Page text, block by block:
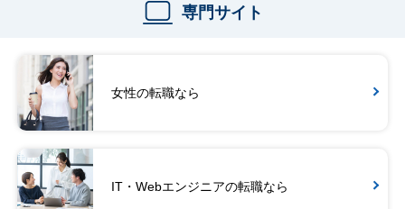
専門サイト
女性の転職なら
IT・Webエンジニアの転職なら